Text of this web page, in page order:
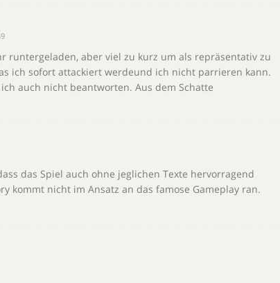
runtergeladen, aber viel zu kurz um als repräsentativ zu
ich sofort attackiert werdeund ich nicht parrieren kann.
auch nicht beantworten. Aus dem Schatte
das Spiel auch ohne jeglichen Texte hervorragend
kommt nicht im Ansatz an das famose Gameplay ran.